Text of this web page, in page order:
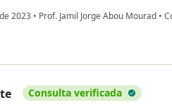
2023 • Prof. Jamil Jorge Abou Mourad •
Consulta verificada